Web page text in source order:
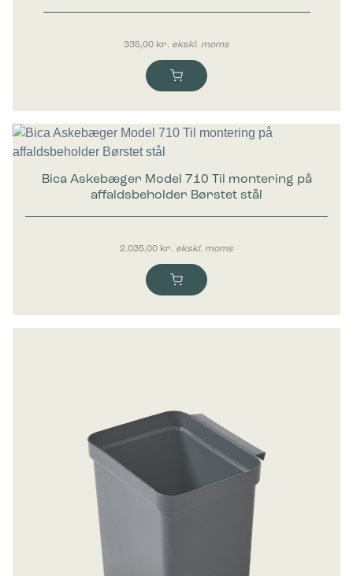
335,00 kr. ekskl. moms
Bica Askebæger Model 710 Til montering på
affaldsbeholder Børstet stål
2.035,00 kr. ekskl. moms